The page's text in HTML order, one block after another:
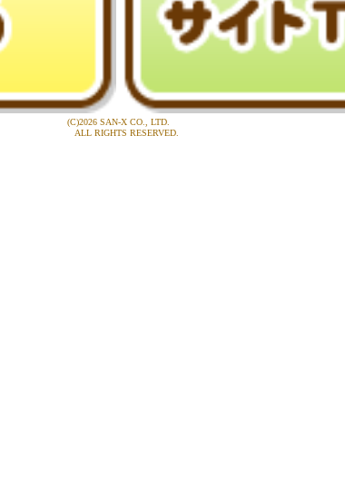
(C)2026 SAN-X CO., LTD.
ALL RIGHTS RESERVED.